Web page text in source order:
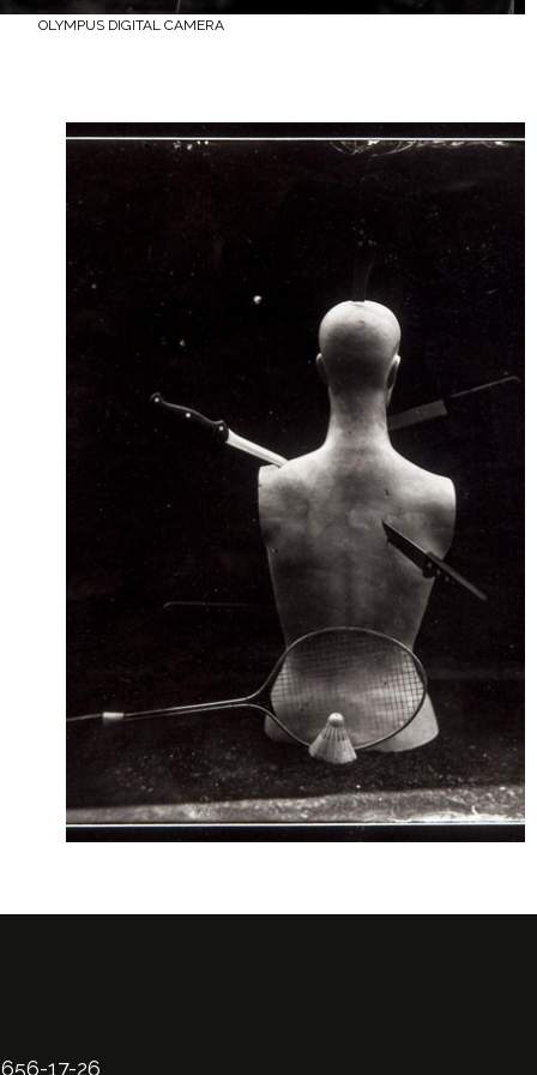
OLYMPUS DIGITAL CAMERA
17-26